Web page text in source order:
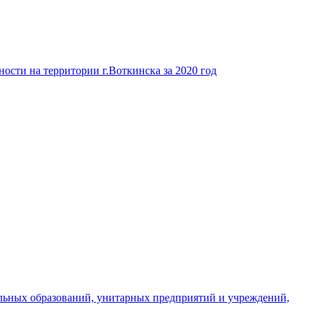
на территории г.Воткинска за 2020 год
образований, унитарных предприятий и учреждений,